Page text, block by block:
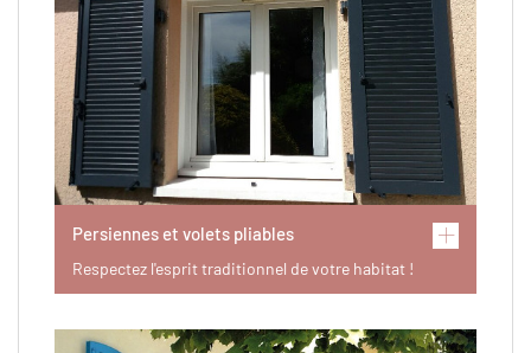
Persiennes et volets pliables
Respectez l'esprit traditionnel de votre habitat !